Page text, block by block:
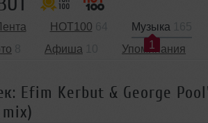
HOT100
Музыка
1
Афиша Упоминания
Efim Kerbut & George